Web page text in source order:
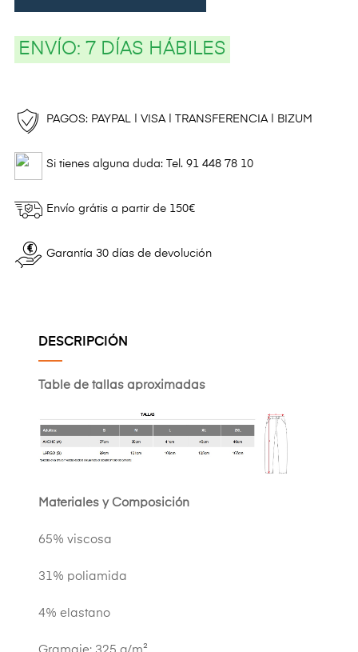
ENVÍO: 7 DÍAS HÁBILES
PAGOS: PAYPAL | VISA | TRANSFERENCIA | BIZUM
Si tienes alguna duda: Tel. 91 448 78 10
Envío grátis a partir de 150€
Garantía 30 días de devolución
DESCRIPCIÓN
Table de tallas aproximadas
Materiales y Composición
65% viscosa
31% poliamida
4% elastano